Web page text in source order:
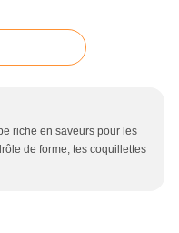
riche en saveurs pour les
de forme, tes coquillettes